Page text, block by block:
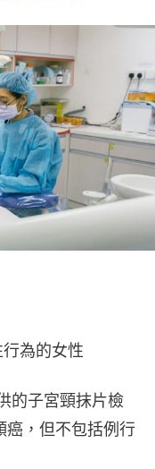
為的女性
的子宮頸抹片檢
癌，但不包括例行